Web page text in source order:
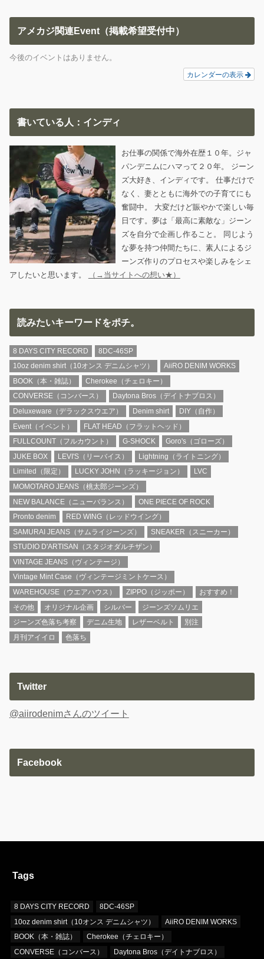
アメカジ関連Event（掲載希望受付中）
今後のイベントはありません。
カレンダーの表示
書いている人：インディ
お仕事の関係で海外在歴１０年。ジャ
パンデニムにハマって２０年。 ジーン
ズ大好き、インディです。 仕事だけで
なく、妻とともに海外での子育てにも
奮闘中。 大変だけど賑やかで楽しい毎
日です。夢は「最高に素敵な」ジーン
ズを自分で企画し作ること。 同じよう
な夢を持つ仲間たちに、素人によるジ
ーンズ作りのプロセスや楽しみをシェ
アしたいと思います。
（→当サイトへの想い★）
読みたいキーワードをポチ。
8 DAYS CITY RECORD
8DC-46SP
10oz denim shirt（10オンス デニムシャツ）
AiiRO DENIM WORKS
BOOK（本・雑誌）
Cherokee（チェロキー）
CONVERSE（コンバース）
Daytona Bros（デイトナブロス）
Deluxeware（デラックスウエア）
Denim shirt
DIY（自作）
Event（イベント）
FLAT HEAD（フラットヘッド）
FULLCOUNT（フルカウント）
G-SHOCK
Goro's（ゴローズ）
JUKE BOX
LEVI'S（リーバイス）
Lightning（ライトニング）
Limited（限定）
LUCKY JOHN（ラッキージョン）
LVC
MOMOTARO JEANS（桃太郎ジーンズ）
NEW BALANCE（ニューバランス）
ONE PIECE OF ROCK
Pronto denim
RED WING（レッドウイング）
SAMURAI JEANS（サムライジーンズ）
SNEAKER（スニーカー）
STUDIO D'ARTISAN（スタジオダルチザン）
VINTAGE JEANS（ヴィンテージ）
Vintage Mint Case（ヴィンテージミントケース）
WAREHOUSE（ウエアハウス）
ZIPPO（ジッポー）
おすすめ！
その他
オリジナル企画 シルバー
ジーンズソムリエ
ジーンズ色落ち考察
デニム生地 レザーベルト
別注
月刊アイイロ
色落ち
Twitter
@aiirodenimさんのツイート
Facebook
Tags
8 DAYS CITY RECORD
8DC-46SP
10oz denim shirt（10オンス デニムシャツ）
AiiRO DENIM WORKS
BOOK（本・雑誌）
Cherokee（チェロキー）
CONVERSE（コンバース）
Daytona Bros（デイトナブロス）